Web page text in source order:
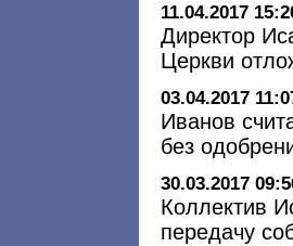
11.04.2017
Директор
Церкви
03.04.2017
Иванов
без
30.03.2017
Коллектив
передачу